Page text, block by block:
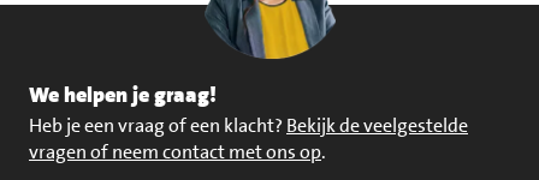
We helpen je graag!
Heb je een vraag of een klacht? Bekijk de veelgestelde
vragen of neem contact met ons op.